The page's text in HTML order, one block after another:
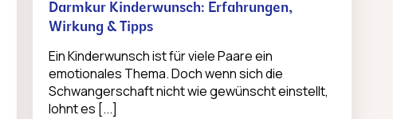
Darmkur Kinderwunsch: Erfahrungen,
Wirkung & Tipps
Ein Kinderwunsch ist für viele Paare ein
emotionales Thema. Doch wenn sich die
Schwangerschaft nicht wie gewünscht einstellt,
lohnt es [...]